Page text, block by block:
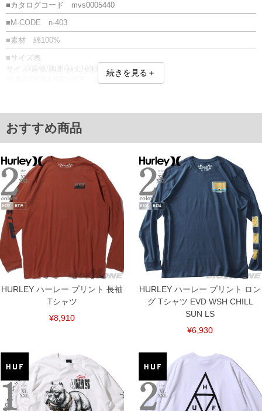
■カタログコード mvs0005440
■M-CODE n-403
■素材 綿100%
■サイズ表
サイズ/肩幅/胸囲/袖丈/裾幅/着丈
返品交換希望の方は、商品到着後1週間以内にご連絡ください。
※【ボトムの裾上げをご希望の場合】
裾上げ料金は500円+税となります。
備考欄に股下●cmとご記入下さい。（裾上げ無料対象商品は1本につき税込6,000円以
上の品が対象。1本5,999円以下の商品は有料（500円+税）となります。）
出荷まで約1週間～20日間程お時間を頂く場合がございます。
尚、裾上げした商品は返品・交換不可となりますので、予めご了承下さい。
一部、お直しに対応出来ない商品がございます。(例：裾にファスナーや調節ひもが付
いている、極端なデザインが施されている等)
※商品によって若干のサイズの誤差がございます。また、お客様がご使用の環境（コ
ンピュータ画面）によって、商品の色味が若干異なる場合がございます。予めご了承
ください。
※当店での掲載商品は、実店鋪と在庫を共用しておりますので店頭での売り違い、店
舗からのお取り寄せ等により、お客様にご迷惑をお掛けしてしまう場合がございま
す。そのようなことがない様最大限に努めておりますが、もしあった場合速やかにご
連絡させて頂きますので予めご了承ください。
続きを見る＋
おすすめ商品
HURLEY ハーレー プリント 長袖
Tシャツ
¥8,910
HURLEY ハーレー プリント ロン
グ Tシャツ EVD WSH CHILL
SUN LS
¥6,930